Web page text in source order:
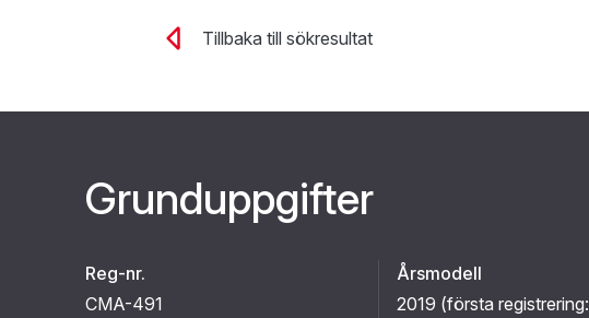
Tillbaka till sökresultat
Grunduppgifter
Reg-nr.
CMA-491
Årsmodell
2019 (första registrering: